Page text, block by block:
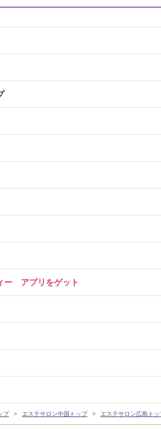
ー アプリをゲット
プ エステサロン中国トップ エステサロン広島トッ